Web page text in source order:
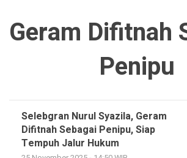
Geram Difitnah
Penipu
Selebgran Nurul Syazila, Geram
Difitnah Sebagai Penipu, Siap
Tempuh Jalur Hukum